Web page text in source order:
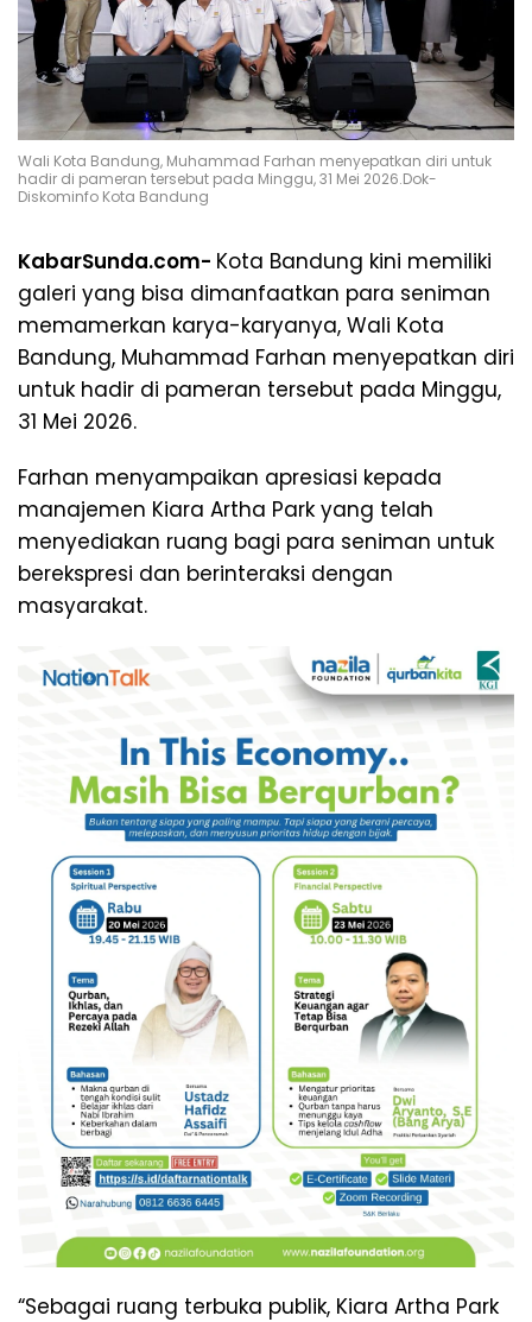
Wali Kota Bandung, Muhammad Farhan menyepatkan diri untuk
hadir di pameran tersebut pada Minggu, 31 Mei 2026.Dok-
Diskominfo Kota Bandung
KabarSunda.com- Kota Bandung kini memiliki
galeri yang bisa dimanfaatkan para seniman
memamerkan karya-karyanya, Wali Kota
Bandung, Muhammad Farhan menyepatkan diri
untuk hadir di pameran tersebut pada Minggu,
31 Mei 2026.
Farhan menyampaikan apresiasi kepada
manajemen Kiara Artha Park yang telah
menyediakan ruang bagi para seniman untuk
berekspresi dan berinteraksi dengan
masyarakat.
“Sebagai ruang terbuka publik, Kiara Artha Park